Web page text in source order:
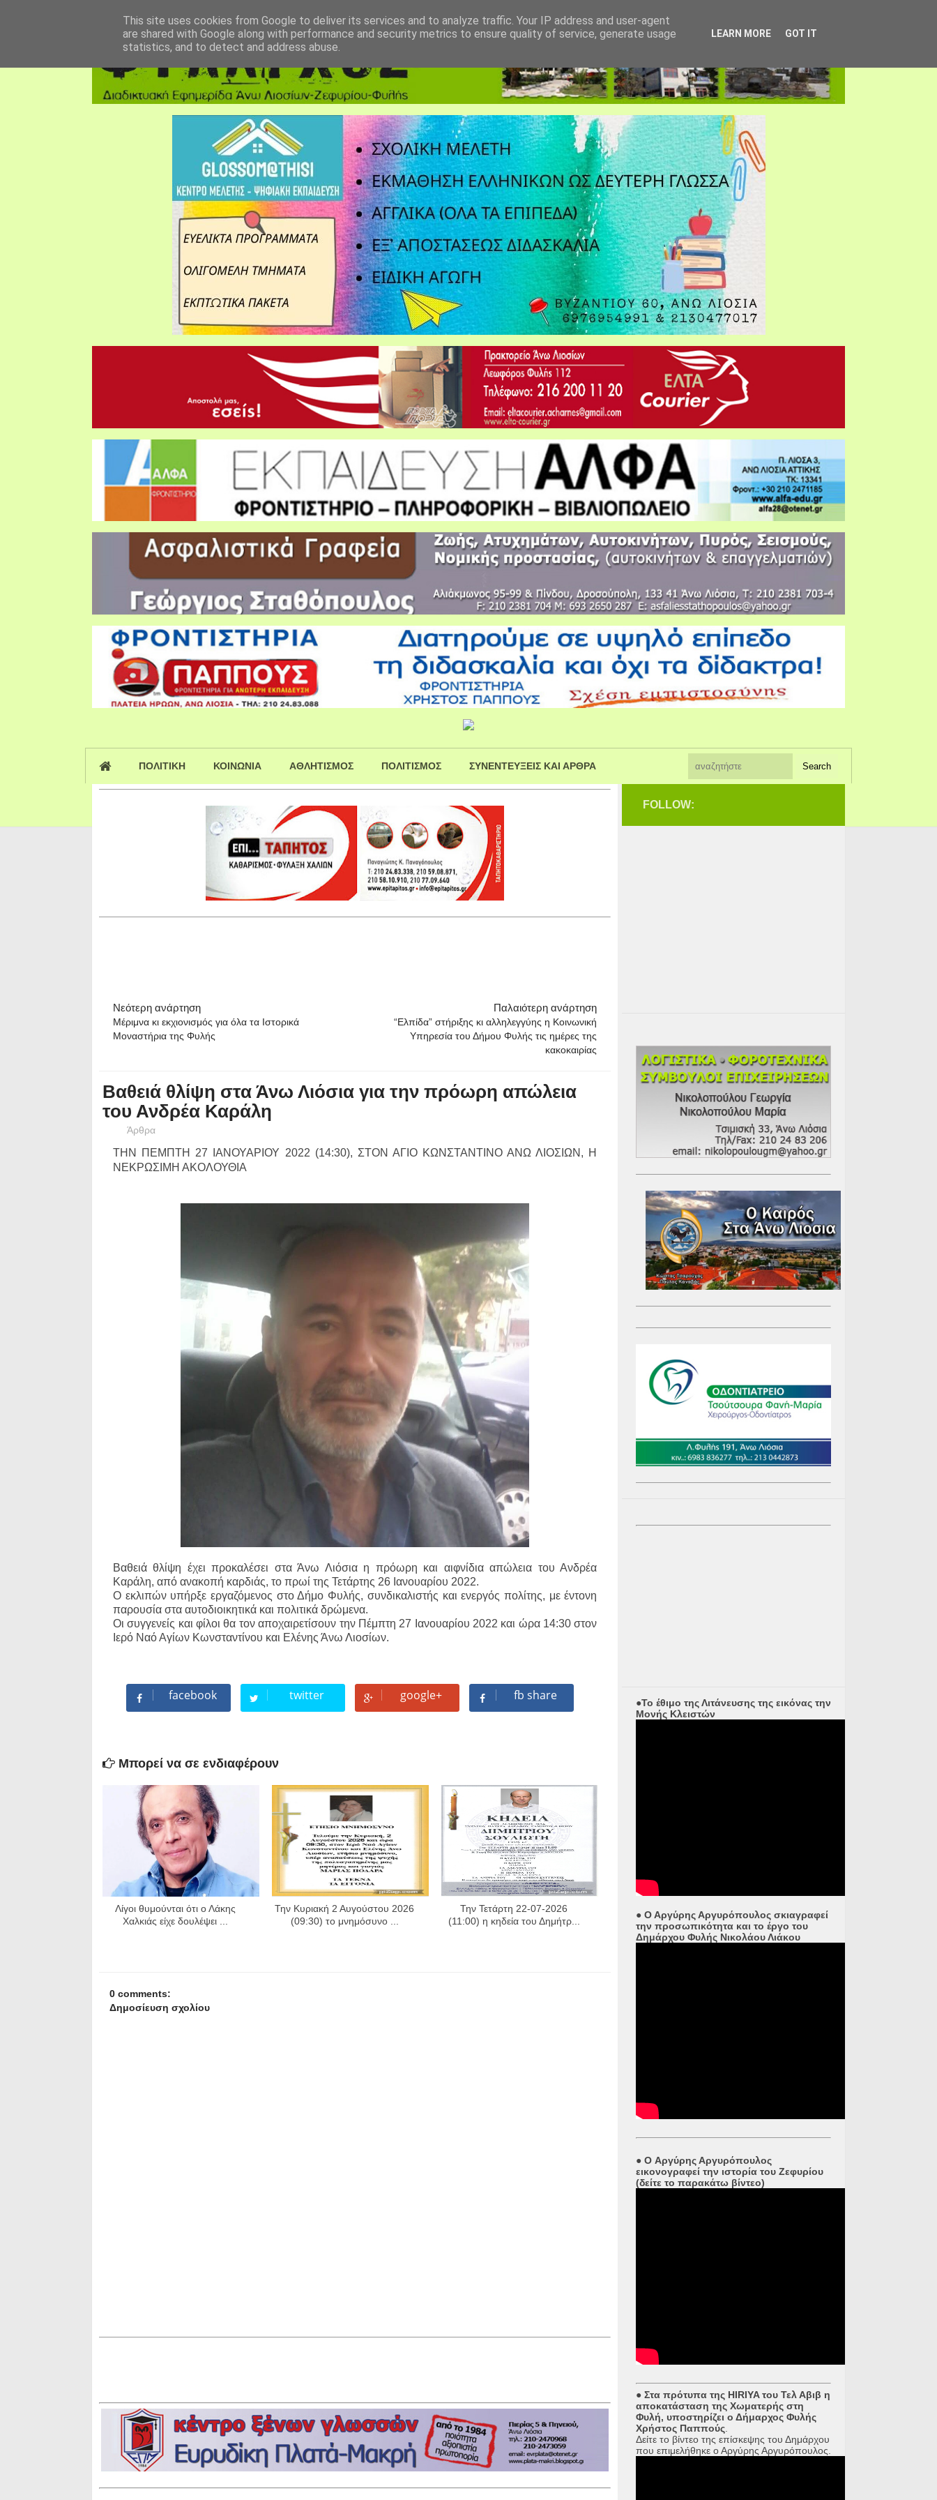
ΠΟΛΙΤΙΚΗ ΚΟΙΝΩΝΙΑ ΑΘΛΗΤΙΣΜΟΣ ΠΟΛΙΤΙΣΜΟΣ ΣΥΝΕΝΤΕΥΞΕΙΣ ΚΑΙ ΑΡΘΡΑ
Νεότερη ανάρτηση
Μέριμνα κι εκχιονισμός για όλα τα Ιστορικά
Μοναστήρια της Φυλής
Παλαιότερη ανάρτηση
“Ελπίδα” στήριξης κι αλληλεγγύης η Κοινωνική
Υπηρεσία του Δήμου Φυλής τις ημέρες της
κακοκαιρίας
Βαθειά θλίψη στα Άνω Λιόσια για την πρόωρη απώλεια
του Ανδρέα Καράλη
Άρθρα
ΤΗΝ ΠΕΜΠΤΗ 27 ΙΑΝΟΥΑΡΙΟΥ 2022 (14:30), ΣΤΟΝ ΑΓΙΟ ΚΩΝΣΤΑΝΤΙΝΟ ΑΝΩ ΛΙΟΣΙΩΝ, Η
ΝΕΚΡΩΣΙΜΗ ΑΚΟΛΟΥΘΙΑ
Βαθειά θλίψη έχει προκαλέσει στα Άνω Λιόσια η πρόωρη και αιφνίδια απώλεια του Ανδρέα
Καράλη, από ανακοπή καρδιάς, το πρωί της Τετάρτης 26 Ιανουαρίου 2022.
Ο εκλιπών υπήρξε εργαζόμενος στο Δήμο Φυλής, συνδικαλιστής και ενεργός πολίτης, με έντονη
παρουσία στα αυτοδιοικητικά και πολιτικά δρώμενα.
Οι συγγενείς και φίλοι θα τον αποχαιρετίσουν την Πέμπτη 27 Ιανουαρίου 2022 και ώρα 14:30 στον
Ιερό Ναό Αγίων Κωνσταντίνου και Ελένης Άνω Λιοσίων.
facebook twitter google+ fb share
Μπορεί να σε ενδιαφέρουν
Λίγοι θυμούνται ότι ο Λάκης
Χαλκιάς είχε δουλέψει ...
Την Κυριακή 2 Αυγούστου 2026
(09:30) το μνημόσυνο ...
Την Τετάρτη 22-07-2026
(11:00) η κηδεία του Δημήτρ...
0 comments:
Δημοσίευση σχολίου
FOLLOW:
●Το έθιμο της Λιτάνευσης της εικόνας την
Μονής Κλειστών
● Ο Αργύρης Αργυρόπουλος σκιαγραφεί
την προσωπικότητα και το έργο του
Δημάρχου Φυλής Νικολάου Λιάκου
● O Αργύρης Αργυρόπουλος
εικονογραφεί την ιστορία του Ζεφυρίου
(δείτε το παρακάτω βίντεο)
● Στα πρότυπα της HIRIYA του Τελ Αβιβ η
αποκατάσταση της Χωματερής στη
Φυλή, υποστηρίζει ο Δήμαρχος Φυλής
Χρήστος Παππούς
Δείτε το βίντεο της επίσκεψης του Δημάρχου
που επιμελήθηκε ο Αργύρης Αργυρόπουλος.
This site uses cookies from Google to deliver its services and to analyze traffic. Your IP address and user-agent
are shared with Google along with performance and security metrics to ensure quality of service, generate usage
statistics, and to detect and address abuse.
LEARN MORE GOT IT